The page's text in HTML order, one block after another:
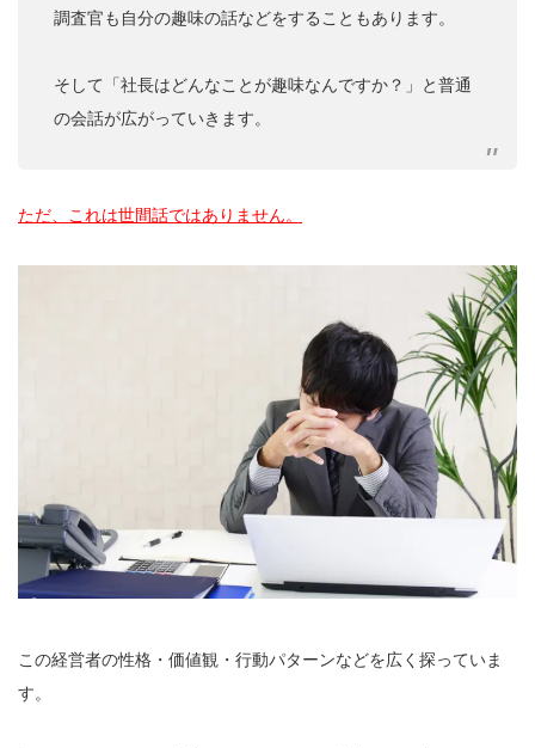
調査官も自分の趣味の話などをすることもあります。
そして「社長はどんなことが趣味なんですか？」と普通
の会話が広がっていきます。
ただ、これは世間話ではありません。
この経営者の性格・価値観・行動パターンなどを広く探っていま
す。